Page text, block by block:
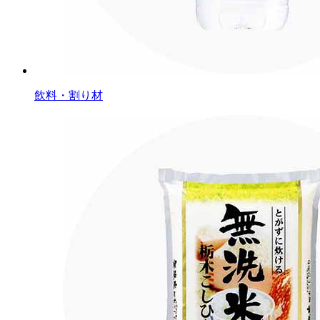
飲料・割り材